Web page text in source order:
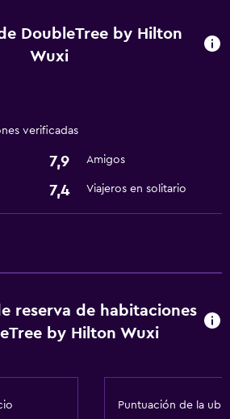
DoubleTree by Hilton
Wuxi
verificadas
7,9 Amigos
7,4 Viajeros en solitario
reserva de habitaciones
by Hilton Wuxi
Puntuación de la